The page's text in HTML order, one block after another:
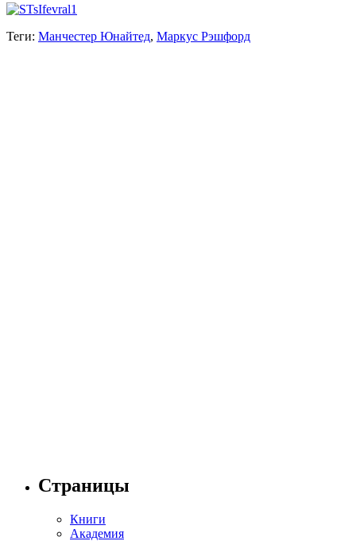
Теги: Манчестер Юнайтед, Маркус Рэшфорд
Страницы
Книги
Академия